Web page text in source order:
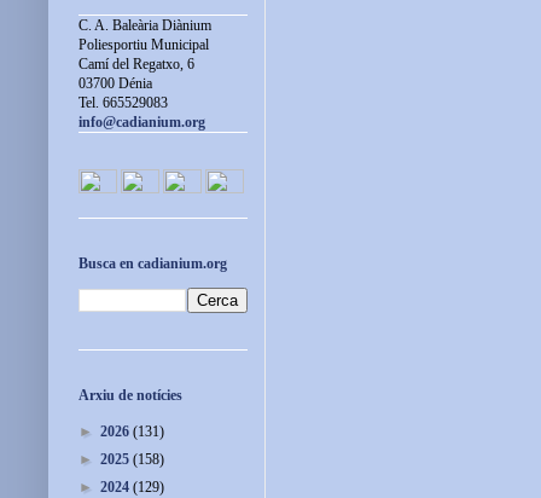
C. A. Baleària Diànium
Poliesportiu Municipal
Camí del Regatxo, 6
03700 Dénia
Tel. 665529083
info@cadianium.org
Busca en cadianium.org
Arxiu de notícies
► 2026 (131)
► 2025 (158)
► 2024 (129)